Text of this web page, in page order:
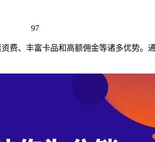
97
费、丰富卡品和高额佣金等诸多优势。